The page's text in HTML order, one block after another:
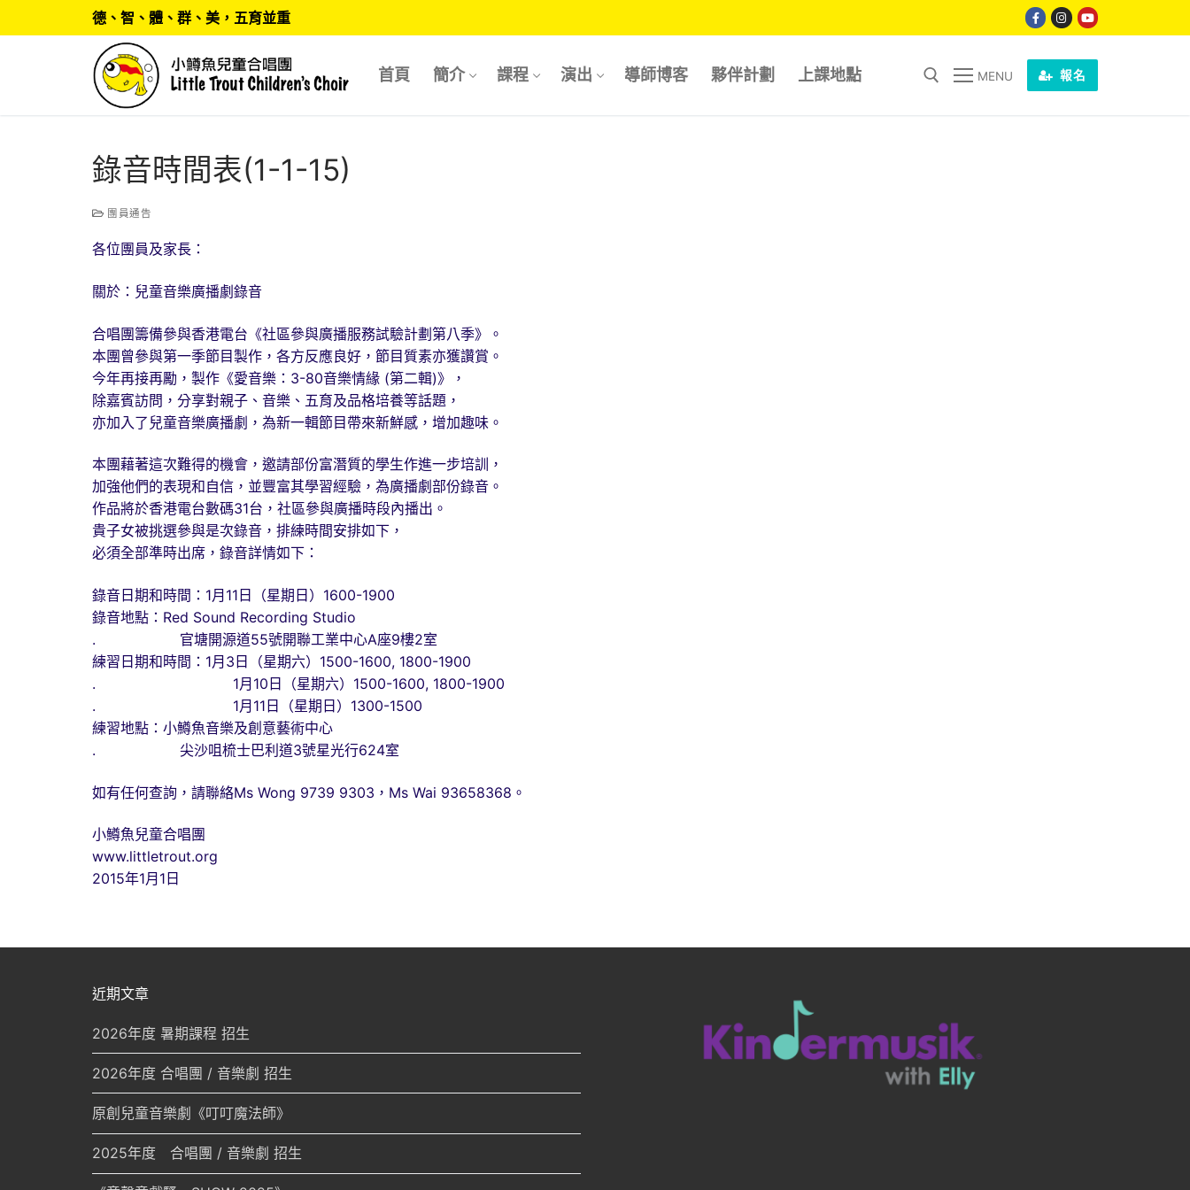
to
德、智、體、群、美，五育並重
首頁 簡介 課程 演出 導師博客 夥伴計劃 上課地點 MENU 報名
錄音時間表(1-1-15)
團員通告
各位團員及家長：
關於：兒童音樂廣播劇錄音
合唱團籌備參與香港電台《社區參與廣播服務試驗計劃第八季》。
本團曾參與第一季節目製作，各方反應良好，節目質素亦獲讚賞。
今年再接再勵，製作《愛音樂：3-80音樂情緣 (第二輯)》，
除嘉賓訪問，分享對親子、音樂、五育及品格培養等話題，
亦加入了兒童音樂廣播劇，為新一輯節目帶來新鮮感，增加趣味。
本團藉著這次難得的機會，邀請部份富潛質的學生作進一步培訓，
加強他們的表現和自信，並豐富其學習經驗，為廣播劇部份錄音。
作品將於香港電台數碼31台，社區參與廣播時段內播出。
貴子女被挑選參與是次錄音，排練時間安排如下，
必須全部準時出席，錄音詳情如下：
錄音日期和時間：1月11日（星期日）1600-1900
錄音地點：Red Sound Recording Studio
. 官塘開源道55號開聯工業中心A座9樓2室
練習日期和時間：1月3日（星期六）1500-1600, 1800-1900
. 1月10日（星期六）1500-1600, 1800-1900
. 1月11日（星期日）1300-1500
練習地點：小鱒魚音樂及創意藝術中心
. 尖沙咀梳士巴利道3號星光行624室
如有任何查詢，請聯絡Ms Wong 9739 9303，Ms Wai 93658368。
小鱒魚兒童合唱團
www.littletrout.org
2015年1月1日
近期文章
2026年度 暑期課程 招生
2026年度 合唱團 / 音樂劇 招生
原創兒童音樂劇《叮叮魔法師》
2025年度 合唱團 / 音樂劇 招生